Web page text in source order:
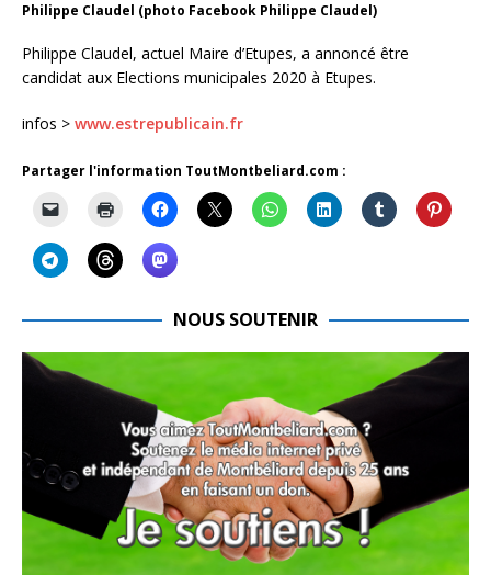
Philippe Claudel (photo Facebook Philippe Claudel)
Philippe Claudel, actuel Maire d’Etupes, a annoncé être
candidat aux Elections municipales 2020 à Etupes.
infos > www.estrepublicain.fr
Partager l'information ToutMontbeliard.com :
NOUS SOUTENIR